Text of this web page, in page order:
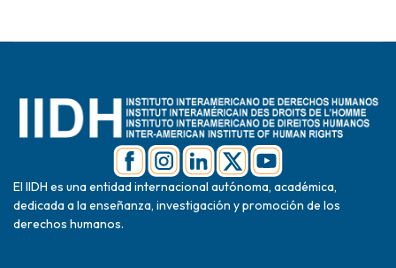
El IIDH es una entidad internacional autónoma, académica,
dedicada a la enseñanza, investigación y promoción de los
derechos humanos.